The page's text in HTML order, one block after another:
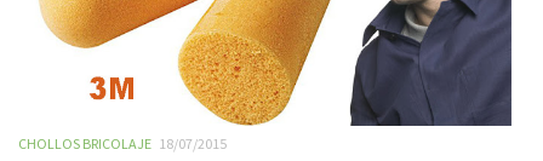
CHOLLOS BRICOLAJE 18/07/2015